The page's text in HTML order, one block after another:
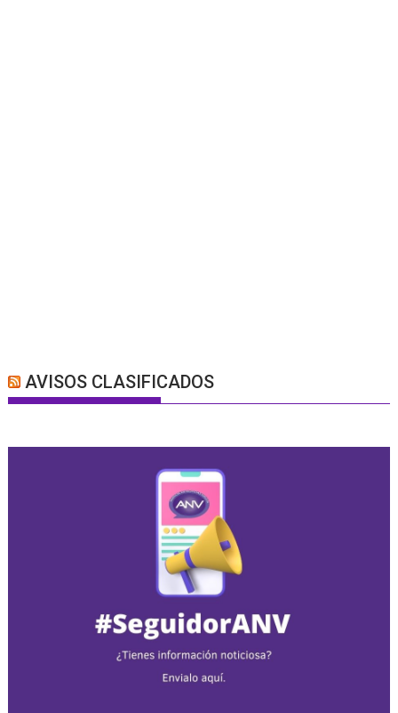
AVISOS CLASIFICADOS